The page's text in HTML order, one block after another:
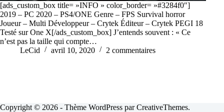
[ads_custom_box title= »INFO » color_border= »#3284f0″]
2019 – PC 2020 – PS4/ONE Genre – FPS Survival horror
Joueur – Multi Développeur – Crytek Éditeur – Crytek PEGI 18
Testé sur One X[/ads_custom_box] J’entends souvent : « Ce
n’est pas la taille qui compte…
LeCid
avril 10, 2020 2 commentaires
Copyright © 2026 - Thème WordPress parCreativeThemes.